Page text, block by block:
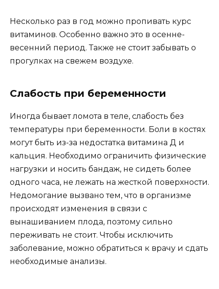
Несколько раз в год можно пропивать курс
витаминов. Особенно важно это в осенне-
весенний период. Также не стоит забывать о
прогулках на свежем воздухе.
Слабость при беременности
Иногда бывает ломота в теле, слабость без
температуры при беременности. Боли в костях
могут быть из-за недостатка витамина Д и
кальция. Необходимо ограничить физические
нагрузки и носить бандаж, не сидеть более
одного часа, не лежать на жесткой поверхности.
Недомогание вызвано тем, что в организме
происходят изменения в связи с
вынашиванием плода, поэтому сильно
переживать не стоит. Чтобы исключить
заболевание, можно обратиться к врачу и сдать
необходимые анализы.